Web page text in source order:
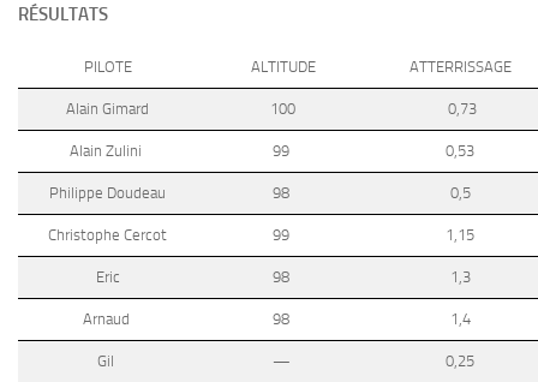
RÉSULTATS
PILOTE ALTITUDE ATTERRISSAGE
Alain Gimard 100 0,73
Alain Zulini 99 0,53
Philippe Doudeau 98 0,5
Christophe Cercot 99 1,15
Eric 98 1,3
Arnaud 98 1,4
Gil — 0,25